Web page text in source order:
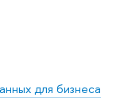
для бизнеса